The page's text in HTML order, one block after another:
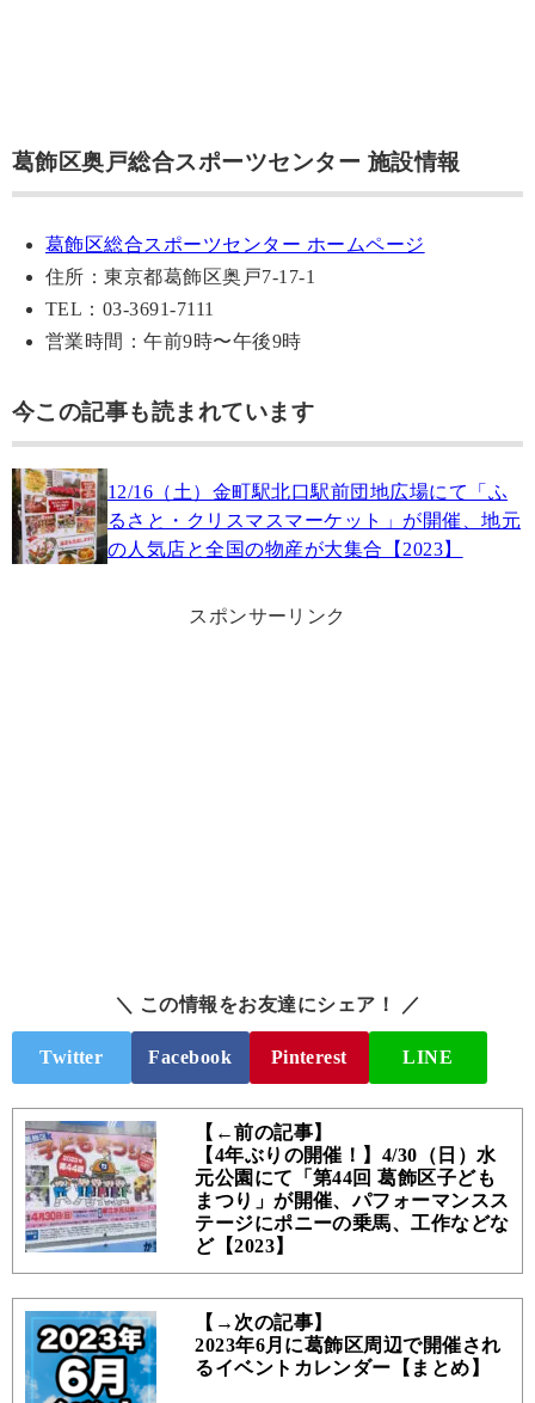
葛飾区奥戸総合スポーツセンター 施設情報
葛飾区総合スポーツセンター ホームページ
住所：東京都葛飾区奥戸7-17-1
TEL：03-3691-7111
営業時間：午前9時〜午後9時
今この記事も読まれています
12/16（土）金町駅北口駅前団地広場にて「ふ
るさと・クリスマスマーケット」が開催、地元
の人気店と全国の物産が大集合【2023】
スポンサーリンク
＼ この情報をお友達にシェア！ ／
Twitter Facebook Pinterest LINE
【←前の記事】
【4年ぶりの開催！】4/30（日）水
元公園にて「第44回 葛飾区子ども
まつり」が開催、パフォーマンスス
テージにポニーの乗馬、工作などな
ど【2023】
【→次の記事】
2023年6月に葛飾区周辺で開催され
るイベントカレンダー【まとめ】